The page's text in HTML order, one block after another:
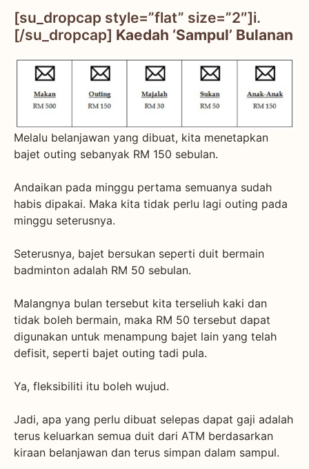
[su_dropcap style=”flat” size=”2″]i.
[/su_dropcap] Kaedah ‘Sampul’ Bulanan
Melalu belanjawan yang dibuat, kita menetapkan
bajet outing sebanyak RM 150 sebulan.
Andaikan pada minggu pertama semuanya sudah
habis dipakai. Maka kita tidak perlu lagi outing pada
minggu seterusnya.
Seterusnya, bajet bersukan seperti duit bermain
badminton adalah RM 50 sebulan.
Malangnya bulan tersebut kita terseliuh kaki dan
tidak boleh bermain, maka RM 50 tersebut dapat
digunakan untuk menampung bajet lain yang telah
defisit, seperti bajet outing tadi pula.
Ya, fleksibiliti itu boleh wujud.
Jadi, apa yang perlu dibuat selepas dapat gaji adalah
terus keluarkan semua duit dari ATM berdasarkan
kiraan belanjawan dan terus simpan dalam sampul.